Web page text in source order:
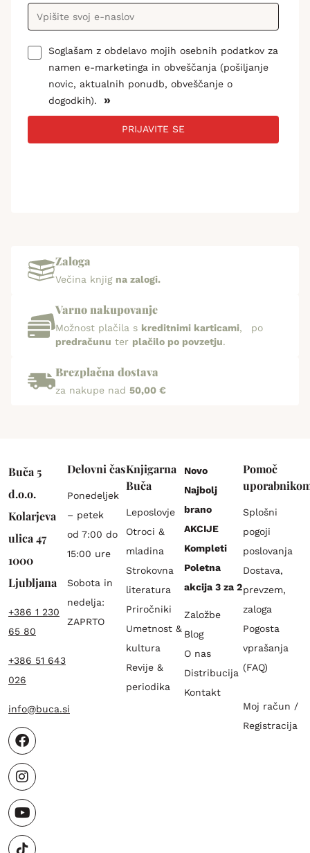
Soglašam z obdelavo mojih osebnih podatkov za
namen e-marketinga in obveščanja (pošiljanje
novic, aktualnih ponudb, obveščanje o
dogodkih).
»
PRIJAVITE SE
Zaloga
Večina knjig na zalogi.
Varno nakupovanje
Možnost plačila s kreditnimi karticami, po
predračunu ter plačilo po povzetju.
Brezplačna dostava
za nakupe nad 50,00 €
Buča 5
d.o.o.
Kolarjeva
ulica 47
1000
Ljubljana
+386 1 230
65 80
+386 51 643
026
info@buca.si
Delovni čas
Ponedeljek
– petek
od 7:00 do
15:00 ure
Sobota in
nedelja:
ZAPRTO
Knjigarna
Buča
Leposlovje
Otroci &
mladina
Strokovna
literatura
Priročniki
Umetnost &
kultura
Revije &
periodika
Novo
Najbolj
brano
AKCIJE
Kompleti
Poletna
akcija 3 za 2
Založbe
Blog
O nas
Distribucija
Kontakt
Pomoč
Splošni
pogoji
poslovanja
Dostava,
prevzem,
zaloga
Pogosta
vprašanja
(FAQ)
Moj račun /
Registracija